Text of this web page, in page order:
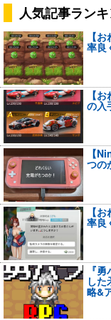
人気記事ラン
【
率良
【
の入
【
つの
【
率良
『
し
略&